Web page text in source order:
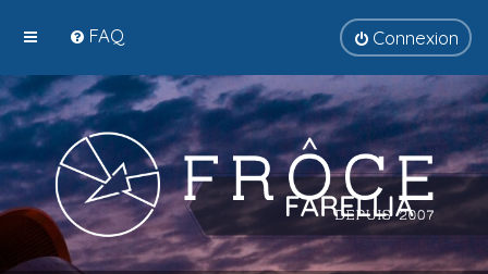
FAQ Connexion